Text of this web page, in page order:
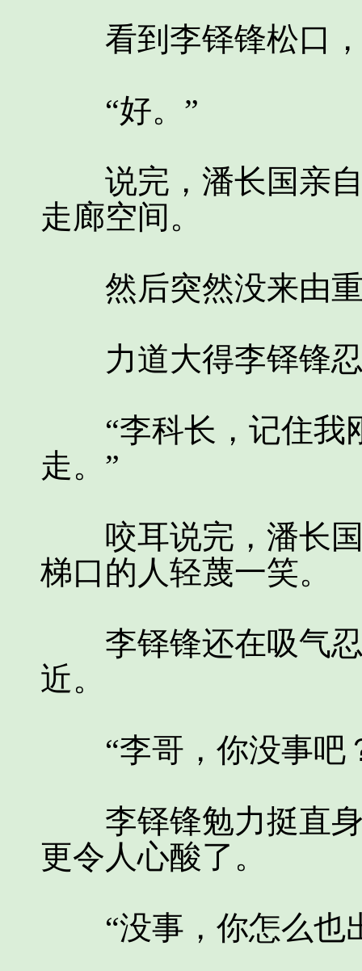
看到李铎锋松口，
“好。”
说完，潘长国亲自
走廊空间。
然后突然没来由重
力道大得李铎锋忍
“李科长，记住我
走。”
咬耳说完，潘长国
梯口的人轻蔑一笑。
李铎锋还在吸气忍
近。
“李哥，你没事吧
李铎锋勉力挺直身
更令人心酸了。
“没事，你怎么也